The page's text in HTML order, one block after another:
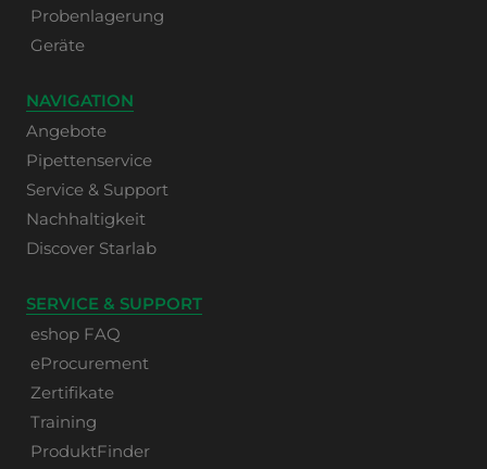
Probenlagerung
Geräte
NAVIGATION
Angebote
Pipettenservice
Service & Support
Nachhaltigkeit
Discover Starlab
SERVICE & SUPPORT
eshop FAQ
eProcurement
Zertifikate
Training
ProduktFinder